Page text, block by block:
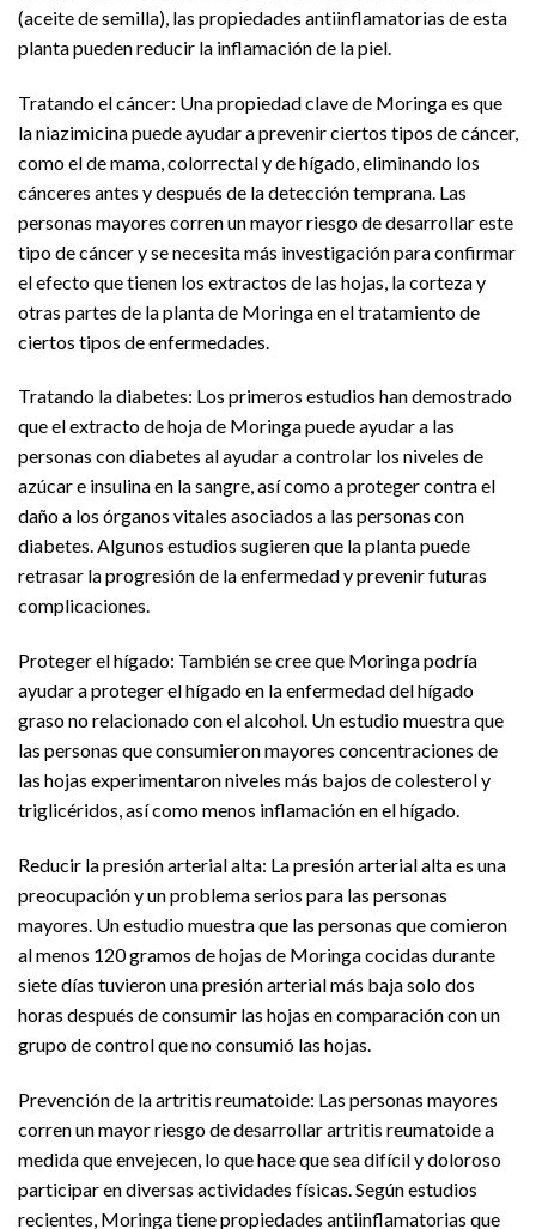
(aceite de semilla), las propiedades antiinflamatorias de esta
planta pueden reducir la inflamación de la piel.
Tratando el cáncer: Una propiedad clave de Moringa es que
la niazimicina puede ayudar a prevenir ciertos tipos de cáncer,
como el de mama, colorrectal y de hígado, eliminando los
cánceres antes y después de la detección temprana. Las
personas mayores corren un mayor riesgo de desarrollar este
tipo de cáncer y se necesita más investigación para confirmar
el efecto que tienen los extractos de las hojas, la corteza y
otras partes de la planta de Moringa en el tratamiento de
ciertos tipos de enfermedades.
Tratando la diabetes: Los primeros estudios han demostrado
que el extracto de hoja de Moringa puede ayudar a las
personas con diabetes al ayudar a controlar los niveles de
azúcar e insulina en la sangre, así como a proteger contra el
daño a los órganos vitales asociados a las personas con
diabetes. Algunos estudios sugieren que la planta puede
retrasar la progresión de la enfermedad y prevenir futuras
complicaciones.
Proteger el hígado: También se cree que Moringa podría
ayudar a proteger el hígado en la enfermedad del hígado
graso no relacionado con el alcohol. Un estudio muestra que
las personas que consumieron mayores concentraciones de
las hojas experimentaron niveles más bajos de colesterol y
triglicéridos, así como menos inflamación en el hígado.
Reducir la presión arterial alta: La presión arterial alta es una
preocupación y un problema serios para las personas
mayores. Un estudio muestra que las personas que comieron
al menos 120 gramos de hojas de Moringa cocidas durante
siete días tuvieron una presión arterial más baja solo dos
horas después de consumir las hojas en comparación con un
grupo de control que no consumió las hojas.
Prevención de la artritis reumatoide: Las personas mayores
corren un mayor riesgo de desarrollar artritis reumatoide a
medida que envejecen, lo que hace que sea difícil y doloroso
participar en diversas actividades físicas. Según estudios
recientes, Moringa tiene propiedades antiinflamatorias que